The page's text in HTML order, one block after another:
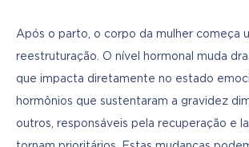
Após o parto, o corpo da mulher começa
reestruturação. O nível hormonal muda
que impacta diretamente no estado
hormônios que sustentaram a gravidez
outros, responsáveis pela recuperação e